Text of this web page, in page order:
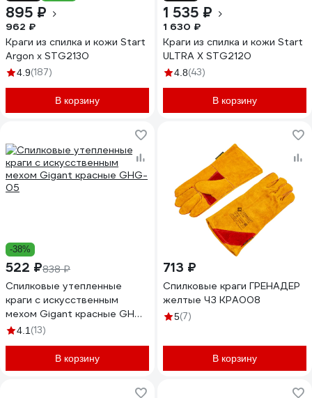
895 ₽
962 ₽
Краги из спилка и кожи Start
Argon x STG2130
4.9(187)
В корзину
1 535 ₽
1 630 ₽
Краги из спилка и кожи Start
ULTRA X STG2120
4.8(43)
В корзину
-38%
522 ₽838 ₽
Спилковые утепленные
краги с искусственным
мехом Gigant красные GHG-
054.1 (13)
В корзину
713 ₽
Спилковые краги ГРЕНАДЕР
желтые ЧЗ КРА008
5(7)
В корзину